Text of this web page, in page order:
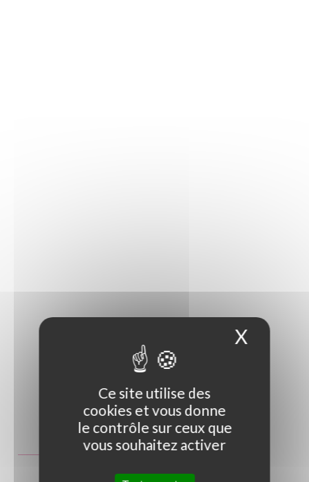
Photo non contractuelle
Guide des tailles
C3L
Ce site utilise des
cookies et vous donne
le contrôle sur ceux que
vous souhaitez activer
X